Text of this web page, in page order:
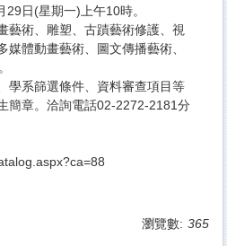
日(星期一)上午10時。
藝術、雕塑、古蹟藝術修護、視
媒體動畫藝術、圖文傳播藝術、
學系篩選條件、資料審查項目等
簡章。洽詢電話02-2272-2181分
瀏覽數: 365